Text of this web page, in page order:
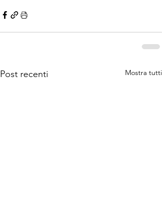
Post recenti Mostra tutti